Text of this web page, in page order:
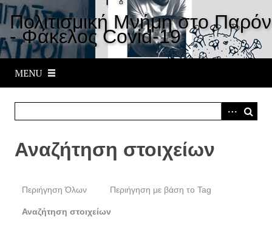
S
k
i
p
Πολιτισμική Μνήμη στο Παρόν
- Φάκελος Covid-19
MENU
Αναζήτηση στοιχείων
Περιήγηση Όλων Περιήγηση με βάση το Tag
Αναζήτηση στοιχείων